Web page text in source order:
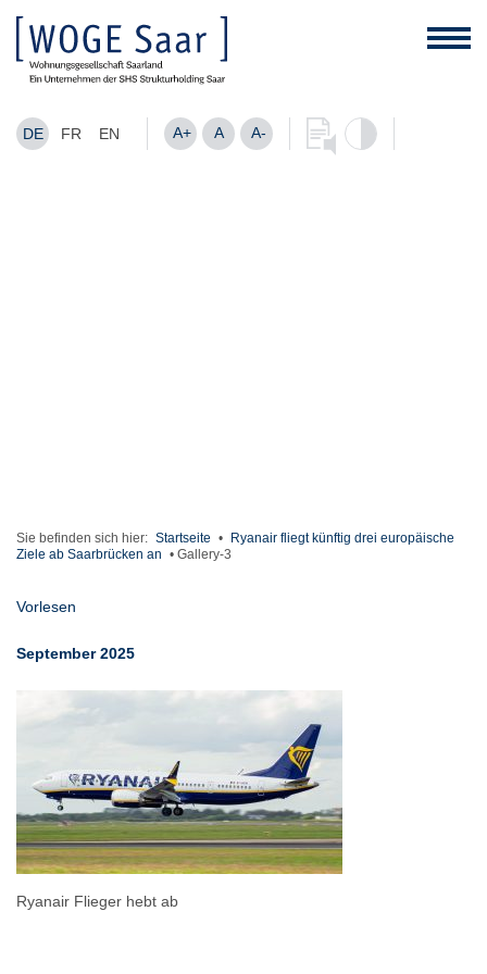
DE FR EN A+ A A-
Sie befinden sich hier: Startseite •
Ryanair fliegt künftig drei europäische
Ziele ab Saarbrücken an • Gallery-3
Vorlesen
September 2025
Ryanair Flieger hebt ab